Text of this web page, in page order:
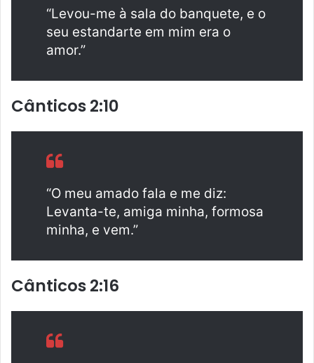
“Levou-me à sala do banquete, e o
seu estandarte em mim era o
amor.”
Cânticos 2:10
“O meu amado fala e me diz:
Levanta-te, amiga minha, formosa
minha, e vem.”
Cânticos 2:16